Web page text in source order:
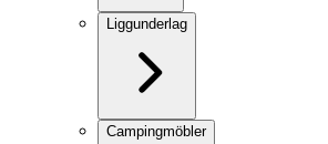
Liggunderlag
Campingmöbler